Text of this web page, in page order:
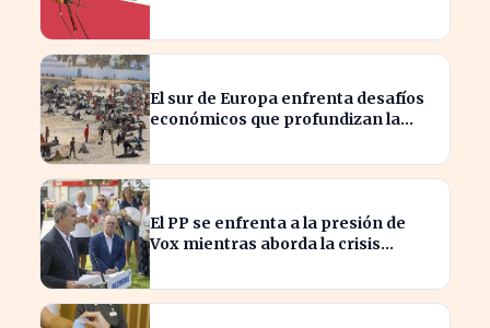
El sur de Europa enfrenta desafíos
económicos que profundizan la
El PP se enfrenta a la presión de
Vox mientras aborda la crisis